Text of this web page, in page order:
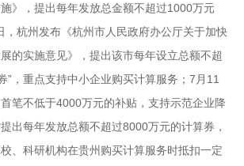
》，提出每年发放总金额不超过1000万元
，杭州发布《杭州市人民政府办公厅关于加快
的实施意见》，提出该市每年设立总额不超
”，重点支持中小企业购买计算服务；7月11
笔不低于4000万元的补贴，支持示范企业降
出每年发放总额不超过8000万元的计算券，
、科研机构在贵州购买计算服务时抵扣一定